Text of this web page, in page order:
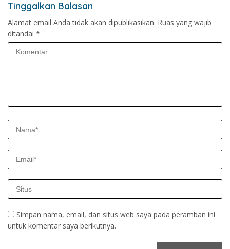
Tinggalkan Balasan
Alamat email Anda tidak akan dipublikasikan. Ruas yang wajib
ditandai *
Simpan nama, email, dan situs web saya pada peramban ini
untuk komentar saya berikutnya.